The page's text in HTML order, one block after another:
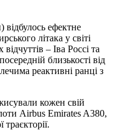
відбулось ефектне
літака у світі
– Іва Россі та
близькості від
реактивні ранці з
кожен свій
Airbus Emirates A380,